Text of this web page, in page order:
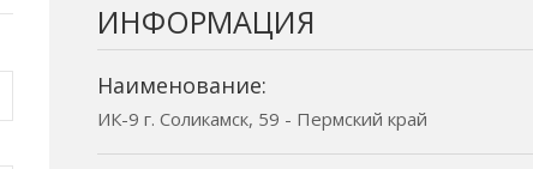
ИНФОРМАЦИЯ
Наименование:
ИК-9 г. Соликамск, 59 - Пермский край